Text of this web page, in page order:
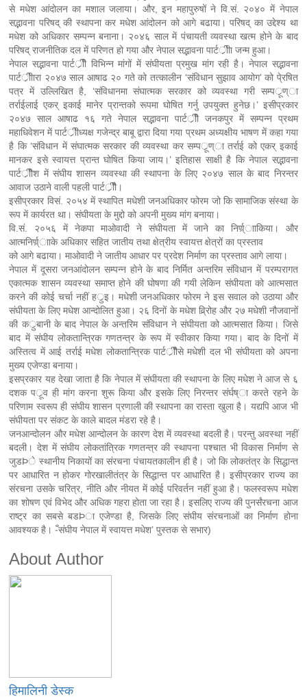
से मधेश आंदोलन का मशाल जलाया। और, इन महापुरुषों ने वि.सं. २०४० में नेपाल
सद्भावना परिषद् की स्थापना कर मधेश आंदोलन को आगे बढाया। परिषद् का उद्देश्य था
मधेश को अधिकार सम्पन्न बनाना। २०४६ साल में पंचायती व्यवस्था खत्म होने के बाद
परिषद् राजनीतिक दल में परिणत हो गया और नेपाल सद्भावना पार्टर्ीीा जन्म हुआ।
नेपाल सद्भावना पार्टर्ीीे विभिन्न मांगों में संघीयता प्रमुख मांग रही है। नेपाल सद्भावना
पार्टर्ीीारा २०४७ साल आषाढ २० गते को तत्कालीन ‘संविधान सुझाव आयोग’ को पे्रषित
पत्र में उल्लिखित है, ‘संविधानमा संघात्मक सरकार को व्यवस्था गरी सम्पर्ूण्ा
तर्राईलाई एकर् इकाई मानेर प्रान्तको रूपमा घोषित गर्नु उपयुक्त हुनेछ।’ इसीप्रकार
२०४७ साल आषाढ १६ गते नेपाल सद्भावना पार्टर्ीीे जनकपुर में सम्पन्न प्रथम
महाधिवेशन में पार्टर्ीीध्यक्ष गजेन्द्र बाबू द्वारा दिया गया प्रथम अध्यक्षीय भाषण में कहा गया
है कि ‘संविधान में संघात्मक सरकार की व्यवस्था कर सम्पर्ूण्ा तर्राई को एकर् इकाई
मानकर इसे स्वायत्त प्रान्त घोषित किया जाय।’ इतिहास साक्षी है कि नेपाल सद्भावना
पार्टर्ीीेश में संघीय शासन व्यवस्था की स्थापना के लिए २०४७ साल के बाद निरन्तर
आवाज उठाने वाली पहली पार्टर्ीीै।
इसीप्रकार विसं. २०५४ में स्थापित मधेशी जनअधिकार फोरम जो कि सामाजिक संस्था के
रूप में कार्यरत था। संघीयता के मुद्दो को अपनी मुख्य मांग बनाया।
वि.सं. २०५६ में नेकपा माओवादी ने संघीयता में जाने का निर्ण्र्ााकिया। और
आत्मनिर्ण्र्ााके अधिकार सहित जातीय तथा क्षेत्रीय स्वायत्त क्षेत्रों का प्रस्ताव
को आगे बढाया। माओवादी ने जातीय आधार पर प्रदेश निर्माण का प्रस्ताव आगे लाया।
नेपाल में दूसरा जनआंदोलन सम्पन्न होने के बाद निर्मित अन्तरिम संविधान में परम्परागत
एकात्मक शासन व्यवस्था समाप्त होने की घोषणा की गयी लेकिन संघीयता को आत्मसात
करने की कोई चर्चा नहीं हर्ुइ। मधेशी जनअधिकार फोरम ने इस सवाल को उठाया और
संघीयता के लिए मधेश आन्दोलित हुआ। २६ दिनों के मधेश व्रि्रोह और २७ मधेशी नौजवानों
की कर्ुबानी के बाद नेपाल के अन्तरिम संविधान ने संघीयता को आत्मसात किया। जिसे
बाद में संघीय लोकतान्त्रिक गणतन्त्र के रूप में स्वीकार किया गया। बाद के दिनों में
अस्तित्व में आई तर्राई मधेश लोकतान्त्रिक पार्टर्ीीैसे मधेशी दल भी संघीयता को अपना
मुख्य एजेण्डा बनाया।
इसप्रकार यह देखा जाता है कि नेपाल में संघीयता की स्थापना के लिए मधेश ने आज से ६
दशक पर्ूव ही मांग करना शुरू किया और इसके लिए निरन्तर संर्घष्ा करते रहने के
परिणाम स्वरूप ही संघीय शासन प्रणाली की स्थापना का रास्ता खुला है। यद्यपि आज भी
संघीयता पर संकट के काले बादल मंडरा रहे है।
जनआन्दोलन और मधेश आन्दोलन के कारण देश में व्यवस्था बदली है। परन्तु अवस्था नहीं
बदली। देश में संघीय लोकतांत्रिक गणतन्त्र की स्थापना पश्चात भी विकास निर्माण से
जुडÞे स्थानीय निकायों का संरचना पंचायतकालीन ही है। जो कि लोकतंत्र के सिद्धान्त
पर आधारित न होकर गोरखालीतंत्र के सिद्धान्त पर आधारित है। इसीप्रकार राज्य का
संरचना उसके चरित्र, नीति और नीयत में कोई परिवर्तन नहीं हुआ है। फलस्वरूप मधेश
का शोषण एवं विभेद और अधिक गहरा होता जा रहा है। इसलिए राज्य की पुनर्संरचना आज
राष्ट्र का सबसे बडÞा एजेण्डा है, जिसके लिए संघीय संरचनाओं का निर्माण होना
आवश्यक है। -ँसंघीय नेपाल में स्वायत्त मधेश’ पुस्तक से सभार)
About Author
हिमालिनी डेस्क